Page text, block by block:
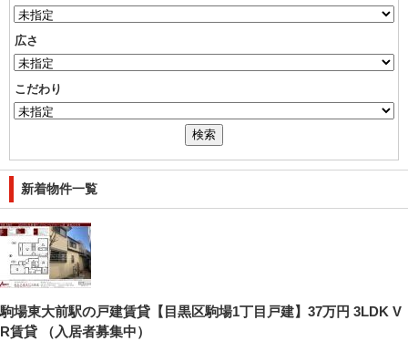
広さ
こだわり
新着物件一覧
駒場東大前駅の戸建賃貸【目黒区駒場1丁目戸建】37万円 3LDK V
R賃貸 （入居者募集中）